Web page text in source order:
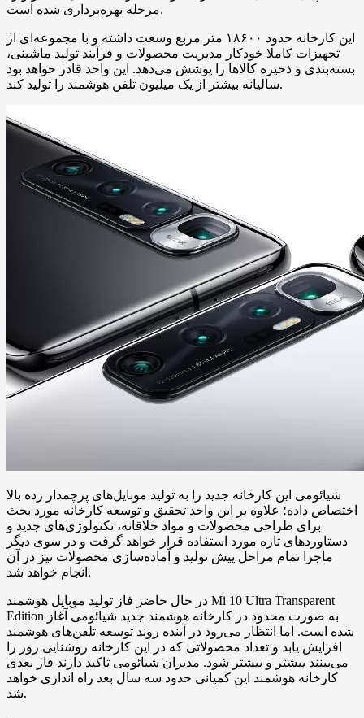
مرحله بهره‌برداری شده است.
این کارخانه حدود ۱۸۶۰۰ متر مربع وسعت داشته و با مجموعه‌ای از
تجهیزات کاملا خودکار مدیریت محصولات و فرآیند تولید ماشینی،
بسته‌بندی و ذخیره کالاها را پوشش می‌دهد. این واحد قادر خواهد بود
سالیانه بیشتر از یک میلیون تلفن هوشمند را تولید کند.
شیائومی این کارخانه جدید را به تولید موبایل‌های پرچمدار رده بالا
اختصاص داده؛ علاوه بر این واحد تحقیق و توسعه کارخانه مورد بحث
برای طراحی محصولات و مواد خلاقانه، تکنولوژی‌های جدید و
دستاوردهای تازه مورد استفاده قرار خواهد گرفت و در سوی دیگر
ماجرا تمام مراحل پیش تولید و آماده‌سازی محصولات نیز در آن
انجام خواهد شد.
در حال حاضر فاز تولید موبایل هوشمند Mi 10 Ultra Transparent
Edition به صورت محدود در کارخانه هوشمند جدید شیائومی آغاز
شده است. اما انتظار می‌رود در آینده روند توسعه تلفن‌های هوشمند
افزایش یابد و تعداد محصولاتی که در این کارخانه روشنایی روز را
می‌بینند بیشتر و بیشتر شود. مدیران شیائومی تاکید دارند فاز بعدی
کارخانه هوشمند این کمپانی حدود سه سال بعد راه اندازی خواهد
شد.